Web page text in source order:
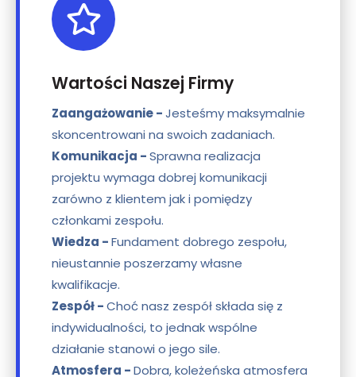
Wartości Naszej Firmy
Zaangażowanie -Jesteśmy maksymalnie
skoncentrowani na swoich zadaniach.
Komunikacja -Sprawna realizacja
projektu wymaga dobrej komunikacji
zarówno z klientem jak i pomiędzy
członkami zespołu.
Wiedza -Fundament dobrego zespołu,
nieustannie poszerzamy własne
kwalifikacje.
Zespół -Choć nasz zespół składa się z
indywidualności, to jednak wspólne
działanie stanowi o jego sile.
Atmosfera -Dobra, koleżeńska atmosfera